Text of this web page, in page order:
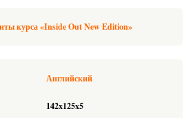
курса «Inside Out New Edition»
Английский
142x125x5